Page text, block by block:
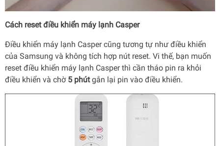
Cách reset điều khiển máy lạnh Casper
Điều khiển máy lạnh Casper cũng tương tự như điều khiển
của Samsung và không tích hợp nút reset. Vi thế, bạn muốn
reset điều khiển máy lạnh Casper thì cần tháo pin ra khỏi
điều khiển và chờ5 phútgắn lại pin vào điều khiển.